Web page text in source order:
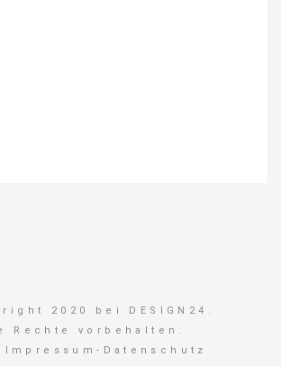
2020 bei DESIGN24.
Rechte vorbehalten.
Impressum-Datenschutz